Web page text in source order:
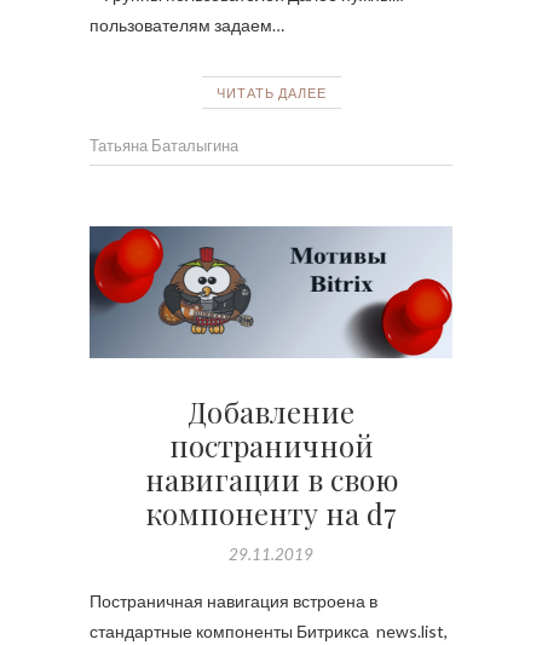
пользователям задаем…
ЧИТАТЬ ДАЛЕЕ
Татьяна Баталыгина
Добавление
постраничной
навигации в свою
компоненту на d7
29.11.2019
Постраничная навигация встроена в
стандартные компоненты Битрикса news.list,